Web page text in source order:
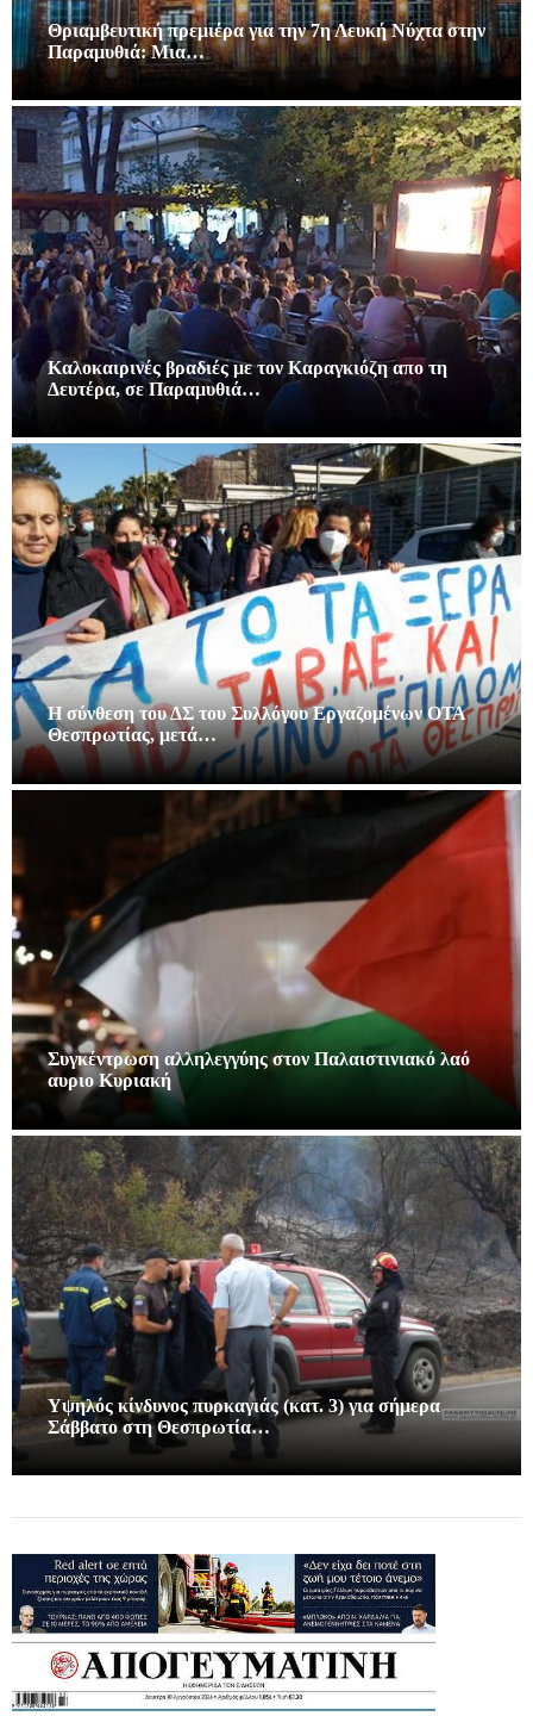
Θριαμβευτική πρεμιέρα για την 7η Λευκή Νύχτα στην
Παραμυθιά: Μια…
Καλοκαιρινές βραδιές με τον Καραγκιόζη απο τη
Δευτέρα, σε Παραμυθιά…
Η σύνθεση του ΔΣ του Συλλόγου Εργαζομένων ΟΤΑ
Θεσπρωτίας, μετά…
Συγκέντρωση αλληλεγγύης στον Παλαιστινιακό λαό
αυριο Κυριακή
Υψηλός κίνδυνος πυρκαγιάς (κατ. 3) για σήμερα
Σάββατο στη Θεσπρωτία…